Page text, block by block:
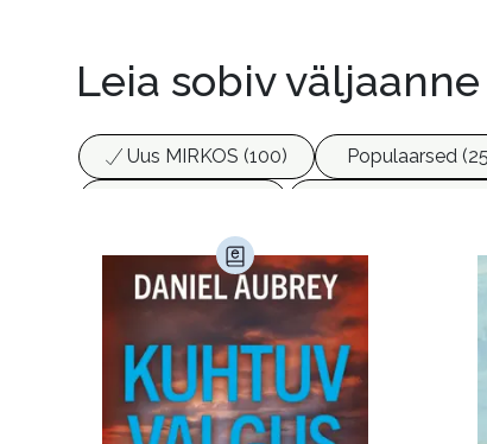
Leia sobiv väljaanne
Uus MIRKOS (100) Populaarsed
Kunst ja looming (86)
Laste- ja
Maamajandus (24)
Majandus (34)
Siseturvalisus (34)
Sport (52)
Ulme ja fantaasia (244)